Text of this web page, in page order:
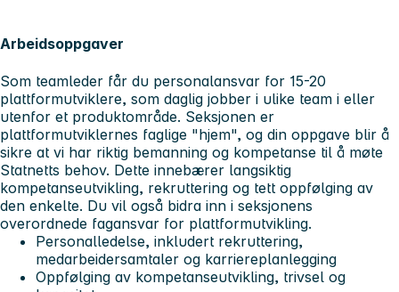
Arbeidsoppgaver
Som teamleder får du personalansvar for 15-20
plattformutviklere, som daglig jobber i ulike team i eller
utenfor et produktområde. Seksjonen er
plattformutviklernes faglige "hjem", og din oppgave blir å
sikre at vi har riktig bemanning og kompetanse til å møte
Statnetts behov. Dette innebærer langsiktig
kompetanseutvikling, rekruttering og tett oppfølging av
den enkelte. Du vil også bidra inn i seksjonens
overordnede fagansvar for plattformutvikling.
Personalledelse, inkludert rekruttering,
medarbeidersamtaler og karriereplanlegging
Oppfølging av kompetanseutvikling, trivsel og